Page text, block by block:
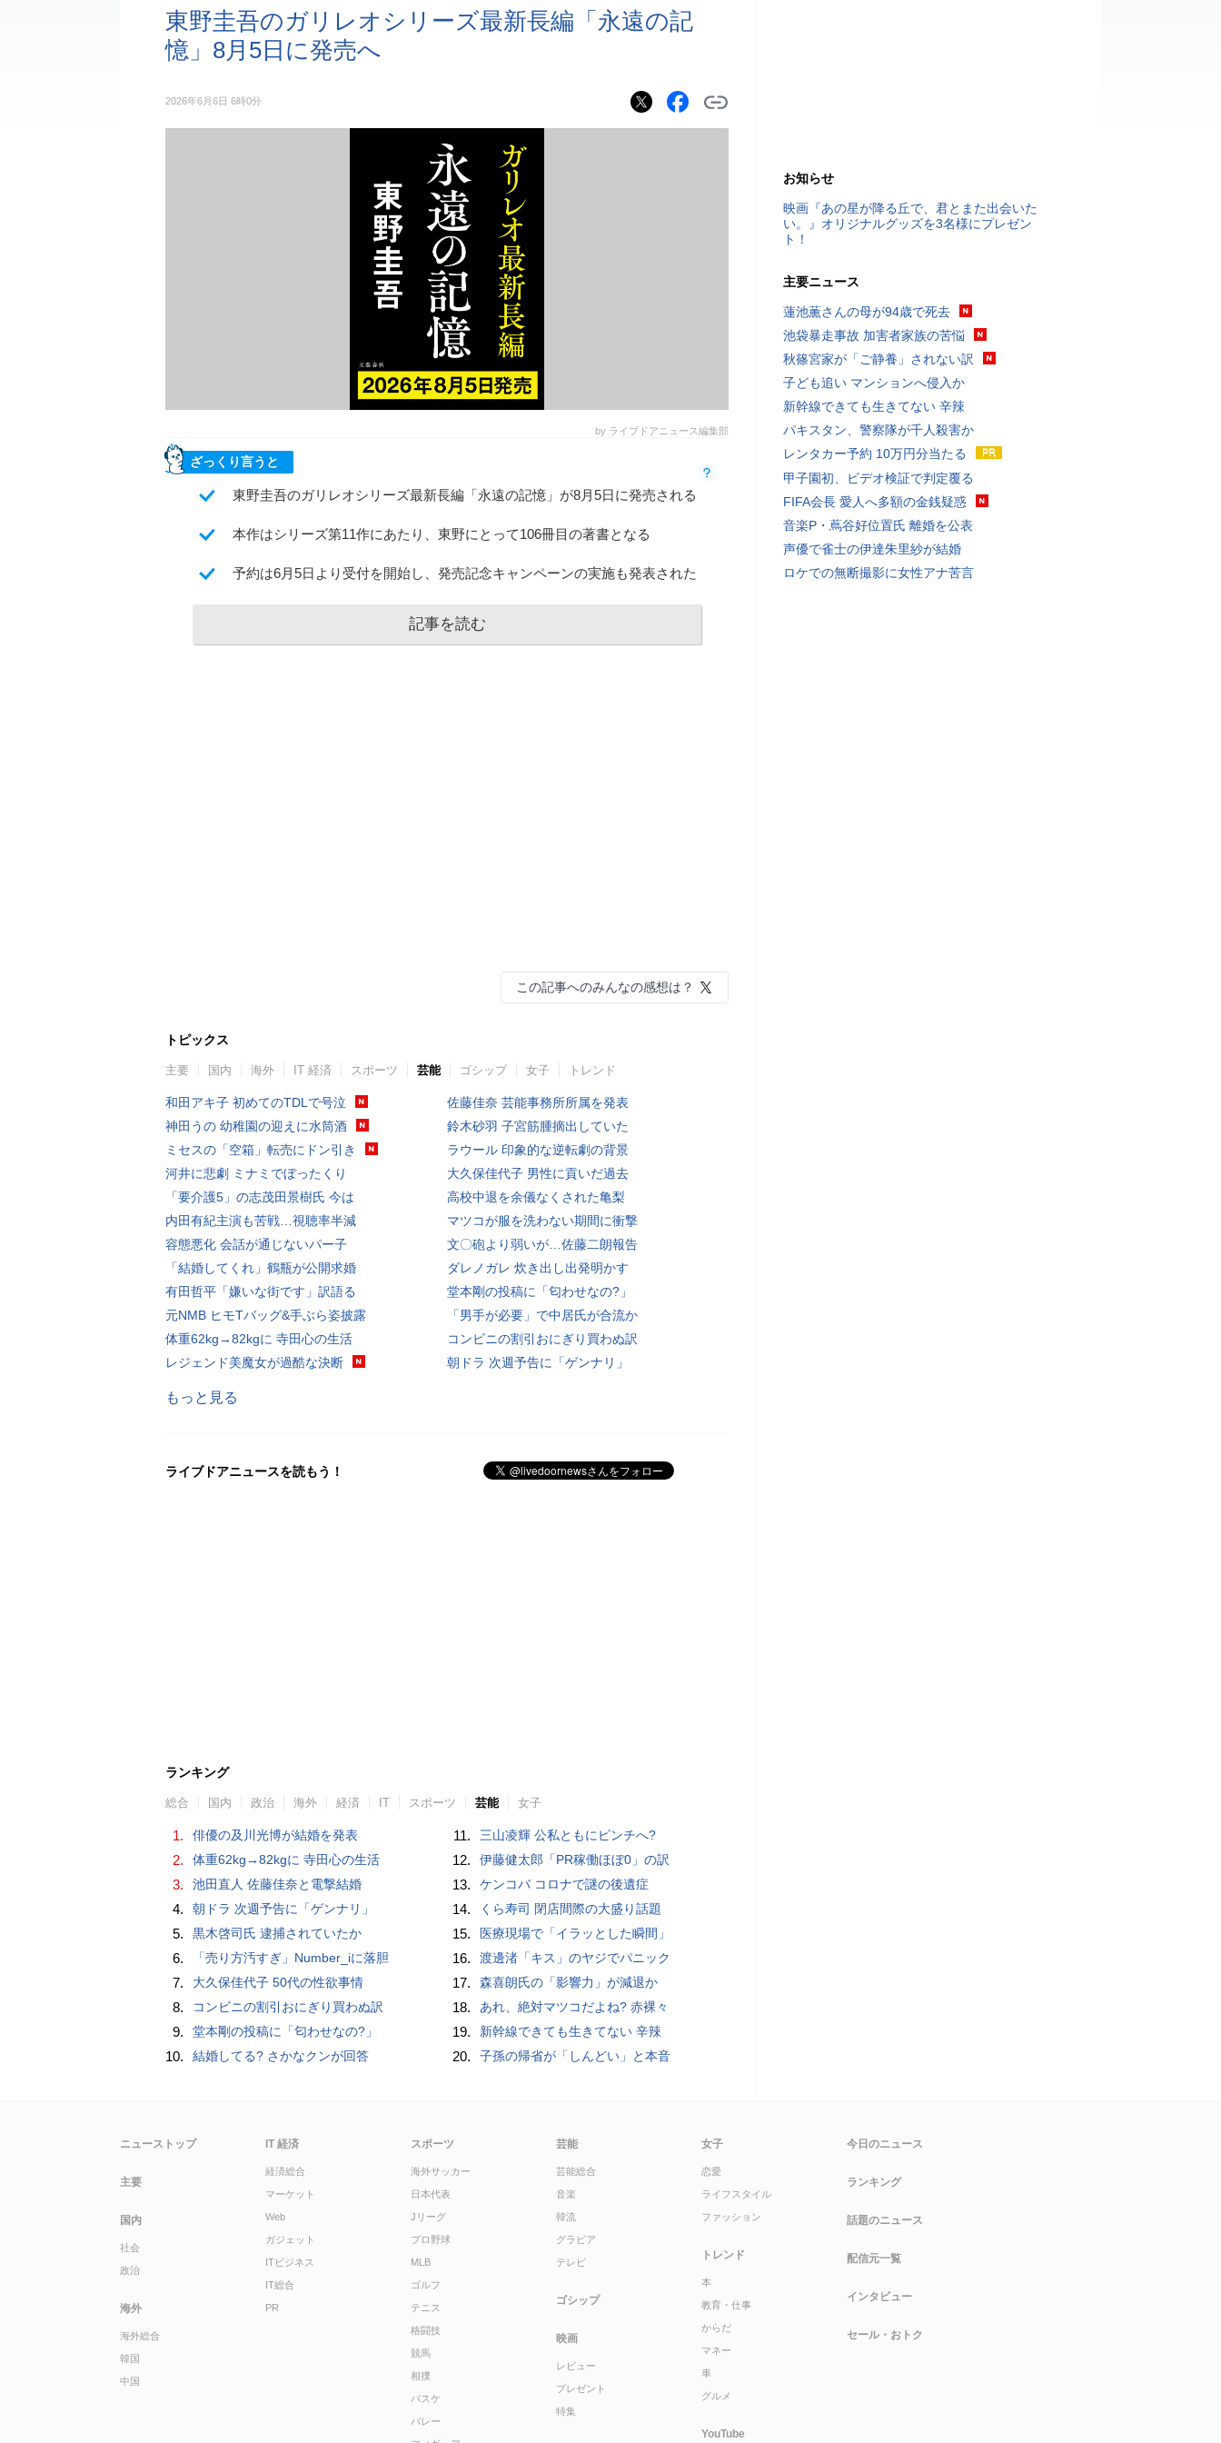
東野圭吾のガリレオシリーズ最新長編「永遠の記
憶」8月5日に発売へ
2026年6月6日 6時0分
by ライブドアニュース編集部
ざっくり言うと
東野圭吾のガリレオシリーズ最新長編「永遠の記憶」が8月5日に発売される
本作はシリーズ第11作にあたり、東野にとって106冊目の著書となる
予約は6月5日より受付を開始し、発売記念キャンペーンの実施も発表された
記事を読む
この記事へのみんなの感想は？
トピックス
主要 国内 海外 IT 経済 スポーツ 芸能 ゴシップ 女子 トレンド
和田アキ子 初めてのTDLで号泣
神田うの 幼稚園の迎えに水筒酒
ミセスの「空箱」転売にドン引き
河井に悲劇 ミナミでぼったくり
「要介護5」の志茂田景樹氏 今は
内田有紀主演も苦戦…視聴率半減
容態悪化 会話が通じないパー子
「結婚してくれ」鶴瓶が公開求婚
有田哲平「嫌いな街です」訳語る
元NMB ヒモTバッグ&手ぶら姿披露
体重62kg→82kgに 寺田心の生活
レジェンド美魔女が過酷な決断
佐藤佳奈 芸能事務所所属を発表
鈴木砂羽 子宮筋腫摘出していた
ラウール 印象的な逆転劇の背景
大久保佳代子 男性に貢いだ過去
高校中退を余儀なくされた亀梨
マツコが服を洗わない期間に衝撃
文〇砲より弱いが…佐藤二朗報告
ダレノガレ 炊き出し出発明かす
堂本剛の投稿に「匂わせなの?」
「男手が必要」で中居氏が合流か
コンビニの割引おにぎり買わぬ訳
朝ドラ 次週予告に「ゲンナリ」
もっと見る
ライブドアニュースを読もう！
ランキング
総合 国内 政治 海外 経済 IT スポーツ 芸能 女子
1. 俳優の及川光博が結婚を発表
2. 体重62kg→82kgに 寺田心の生活
3. 池田直人 佐藤佳奈と電撃結婚
4. 朝ドラ 次週予告に「ゲンナリ」
5. 黒木啓司氏 逮捕されていたか
6. 「売り方汚すぎ」Number_iに落胆
7. 大久保佳代子 50代の性欲事情
8. コンビニの割引おにぎり買わぬ訳
9. 堂本剛の投稿に「匂わせなの?」
10. 結婚してる? さかなクンが回答
11. 三山凌輝 公私ともにピンチへ?
12. 伊藤健太郎「PR稼働ほぼ0」の訳
13. ケンコバ コロナで謎の後遺症
14. くら寿司 閉店間際の大盛り話題
15. 医療現場で「イラッとした瞬間」
16. 渡邊渚「キス」のヤジでパニック
17. 森喜朗氏の「影響力」が減退か
18. あれ、絶対マツコだよね? 赤裸々
19. 新幹線できても生きてない 辛辣
20. 子孫の帰省が「しんどい」と本音
お知らせ
映画『あの星が降る丘で、君とまた出会いた
い。』オリジナルグッズを3名様にプレゼン
ト！
主要ニュース
蓮池薫さんの母が94歳で死去
池袋暴走事故 加害者家族の苦悩
秋篠宮家が「ご静養」されない訳
子ども追い マンションへ侵入か
新幹線できても生きてない 辛辣
パキスタン、警察隊が千人殺害か
レンタカー予約 10万円分当たる
甲子園初、ビデオ検証で判定覆る
FIFA会長 愛人へ多額の金銭疑惑
音楽P・蔦谷好位置氏 離婚を公表
声優で雀士の伊達朱里紗が結婚
ロケでの無断撮影に女性アナ苦言
ニューストップ
主要
国内
社会
政治
海外
海外総合
韓国
中国
IT 経済
経済総合
マーケット
Web
ガジェット
ITビジネス
IT総合
PR
スポーツ
海外サッカー
日本代表
Jリーグ
プロ野球
MLB
ゴルフ
テニス
格闘技
競馬
相撲
バスケ
バレー
芸能
芸能総合
音楽
韓流
グラビア
テレビ
ゴシップ
映画
レビュー
プレゼント
特集
女子
恋愛
ライフスタイル
ファッション
トレンド
本
教育・仕事
からだ
マネー
車
グルメ
YouTube
今日のニュース
ランキング
話題のニュース
配信元一覧
インタビュー
セール・おトク